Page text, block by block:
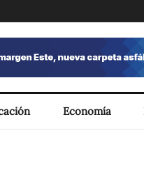
Economía